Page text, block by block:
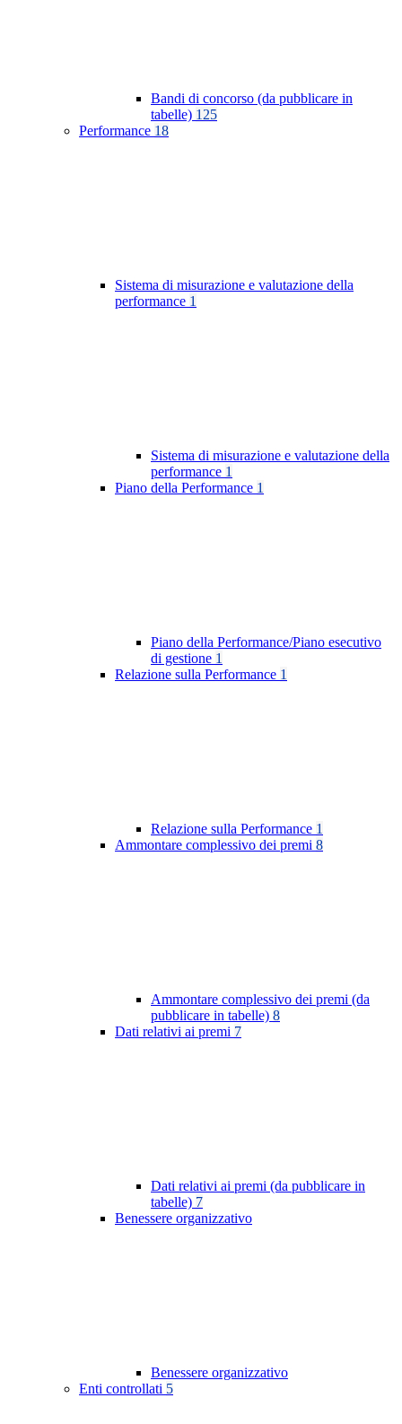
Bandi di concorso (da pubblicare in
tabelle) 125
Performance 18
Sistema di misurazione e valutazione della
performance 1
Sistema di misurazione e valutazione della
performance 1
Piano della Performance 1
Piano della Performance/Piano esecutivo
di gestione 1
Relazione sulla Performance 1
Relazione sulla Performance 1
Ammontare complessivo dei premi 8
Ammontare complessivo dei premi (da
pubblicare in tabelle) 8
Dati relativi ai premi 7
Dati relativi ai premi (da pubblicare in
tabelle) 7
Benessere organizzativo
Benessere organizzativo
Enti controllati 5